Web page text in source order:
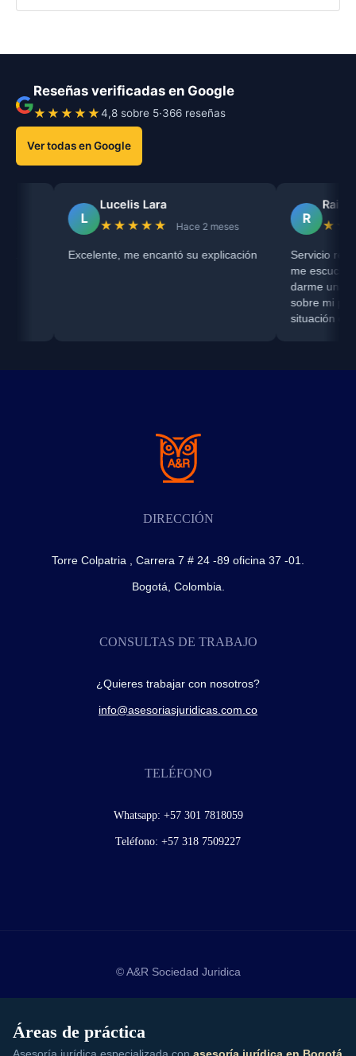
Reseñas verificadas en Google
★★★★★4,8 sobre 5·366 reseñas
Ver todas en Google
Lucelis Lara
★★★★★ Hace 2 meses
Excelente, me encantó su explicación
Raiza Niño
★★★★★
Servicio recomendado,
me escuchó
darme una orientación
sobre mi proceso de
situación con mi RC de
DIRECCIÓN
Torre Colpatria , Carrera 7 # 24 -89 oficina 37 -01.
Bogotá, Colombia.
CONSULTAS DE TRABAJO
¿Quieres trabajar con nosotros?
info@asesoriasjuridicas.com.co
TELÉFONO
Whatsapp: +57 301 7818059
Teléfono: +57 318 7509227
© A&R Sociedad Juridica
Áreas de práctica